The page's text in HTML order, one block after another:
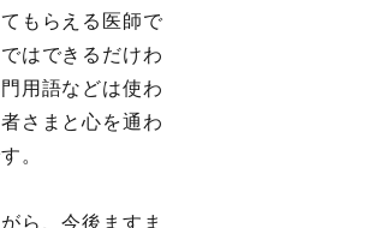
もらえる医師で
はできるだけわ
用語などは使わ
さまと心を通わ
。
ら、今後ますま